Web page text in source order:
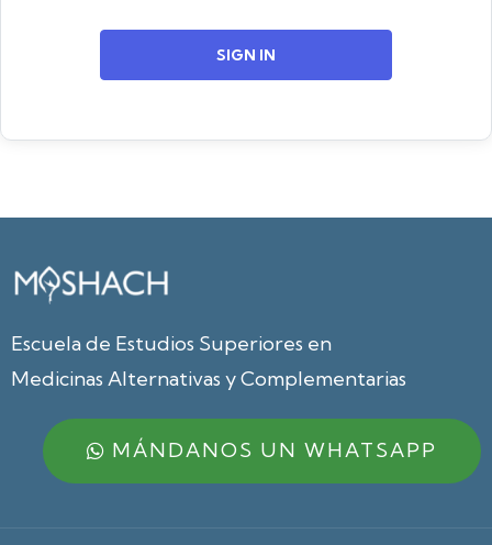
SIGN IN
Escuela de Estudios Superiores en
Medicinas Alternativas y Complementarias
MÁNDANOS UN WHATSAPP